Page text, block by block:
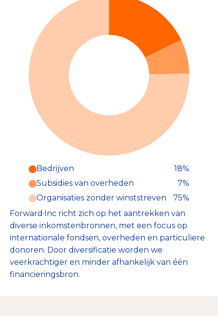
Bedrijven
18%
Subsidies van overheden
7%
Organisaties zonder winststreven
75%
Forward·Inc richt zich op het aantrekken van
diverse inkomstenbronnen, met een focus op
internationale fondsen, overheden en particuliere
donoren. Door diversificatie worden we
veerkrachtiger en minder afhankelijk van één
financieringsbron.